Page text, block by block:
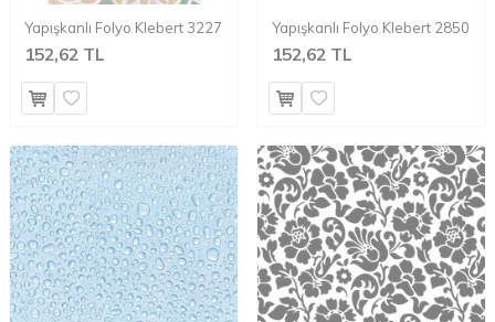
Yapışkanlı Folyo Klebert 3227
152,62 TL
Yapışkanlı Folyo Klebert 2850
152,62 TL